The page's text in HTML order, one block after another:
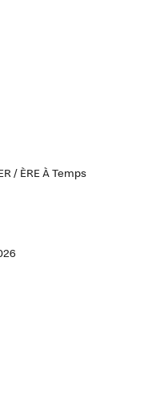
/ ÈRE À Temps